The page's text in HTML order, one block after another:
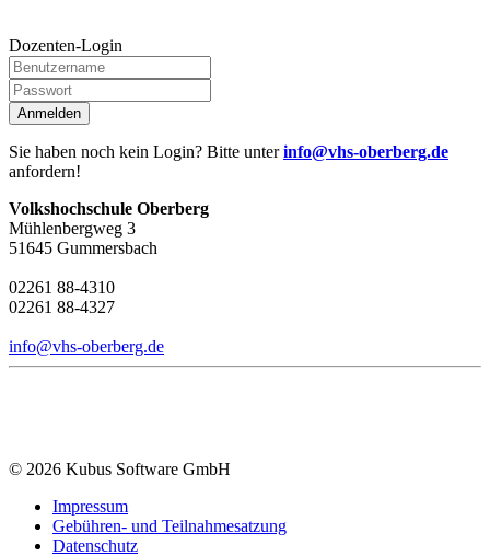
Dozenten-Login
Anmelden
Sie haben noch kein Login? Bitte unterinfo@vhs-oberberg.de
anfordern!
Volkshochschule Oberberg
Mühlenbergweg 3
51645 Gummersbach
02261 88-4310
02261 88-4327
info@vhs-oberberg.de
© 2026 Kubus Software GmbH
Impressum
Gebühren- und Teilnahmesatzung
Datenschutz